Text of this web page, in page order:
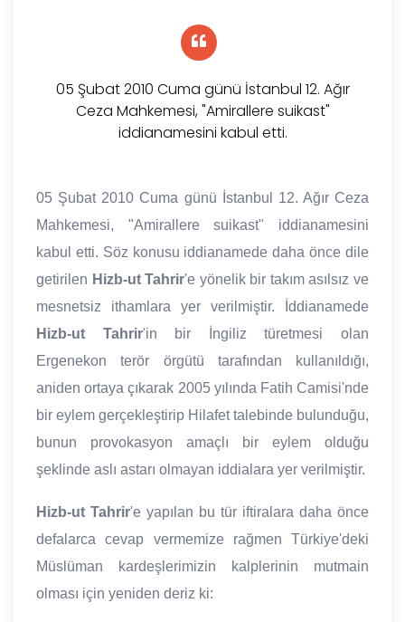
05 Şubat 2010 Cuma günü İstanbul 12. Ağır
Ceza Mahkemesi, "Amirallere suikast"
iddianamesini kabul etti.
05 Şubat 2010 Cuma günü İstanbul 12. Ağır Ceza
Mahkemesi, "Amirallere suikast" iddianamesini
kabul etti. Söz konusu iddianamede daha önce dile
getirilen Hizb-ut Tahrir'e yönelik bir takım asılsız ve
mesnetsiz ithamlara yer verilmiştir. İddianamede
Hizb-ut Tahrir'in bir İngiliz türetmesi olan
Ergenekon terör örgütü tarafından kullanıldığı,
aniden ortaya çıkarak 2005 yılında Fatih Camisi'nde
bir eylem gerçekleştirip Hilafet talebinde bulunduğu,
bunun provokasyon amaçlı bir eylem olduğu
şeklinde aslı astarı olmayan iddialara yer verilmiştir.
Hizb-ut Tahrir'e yapılan bu tür iftiralara daha önce
defalarca cevap vermemize rağmen Türkiye'deki
Müslüman kardeşlerimizin kalplerinin mutmain
olması için yeniden deriz ki: